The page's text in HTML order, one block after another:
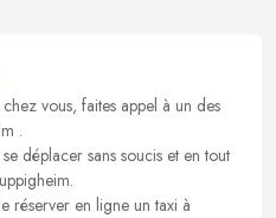
vous, faites appel à un des
.
déplacer sans soucis et en tout
réserver en ligne un taxi à